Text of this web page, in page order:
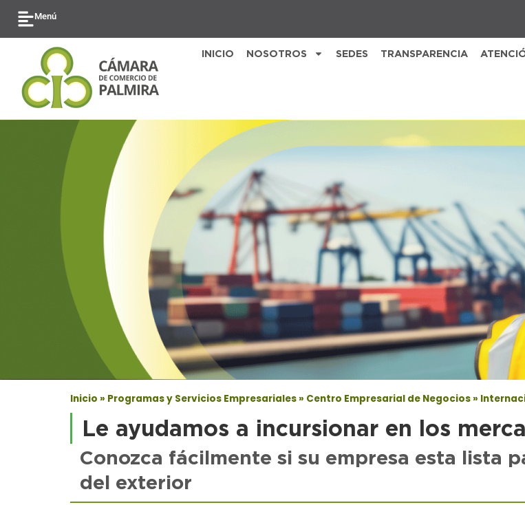
contenido
Menú
INICIO NOSOTROS SEDES TRANSPARENCIA
Inicio » Programas y Servicios Empresariales» Centro Empresarial de Negocios»
Le ayudamos a incursionar en los
Conozca fácilmente si su empresa esta lista
del exterior